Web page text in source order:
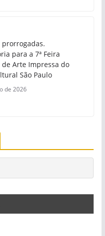
prorrogadas.
para a 7ª Feira
de Arte Impressa do
São Paulo
de 2026